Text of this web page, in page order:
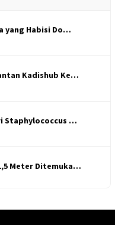
yang Habisi Do…
Kadishub Ke…
Staphylococcus …
Meter Ditemuka…